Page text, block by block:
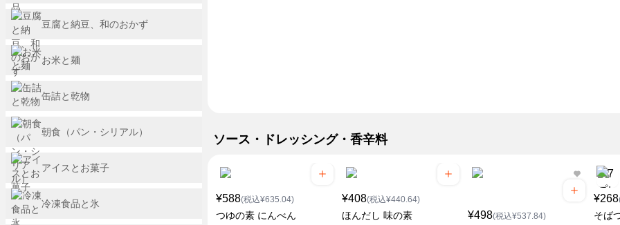
ソース・ドレッシング・香辛料
¥588(税込¥635.04)
つゆの素 にんべん
¥408(税込¥440.64)
ほんだし 味の素 ¥498(税込¥537.84)
¥268
そば
豆腐と納豆、和のおかず
お米と麺
缶詰と乾物
朝食（パン・シリアル）
アイスとお菓子
冷凍食品と氷